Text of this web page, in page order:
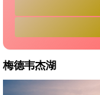
梅德韦杰湖